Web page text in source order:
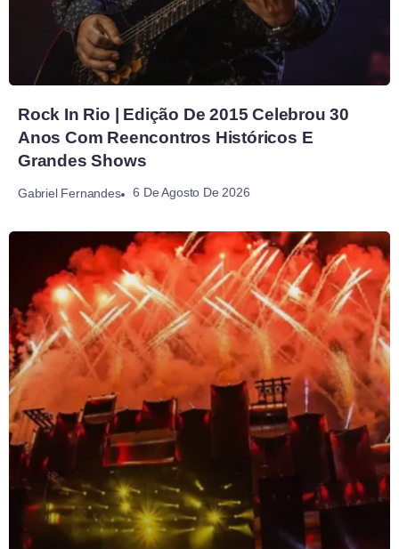
Rock In Rio | Edição De 2015 Celebrou 30
Anos Com Reencontros Históricos E
Grandes Shows
Gabriel Fernandes 6 De Agosto De 2026